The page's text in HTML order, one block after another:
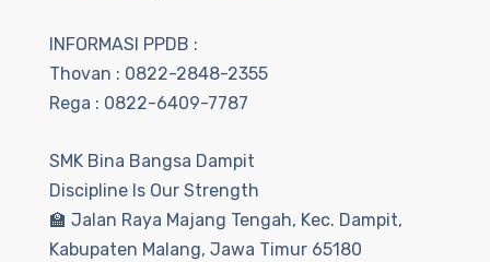
INFORMASI PPDB :
Thovan : 0822-2848-2355
Rega : 0822-6409-7787
SMK Bina Bangsa Dampit
Discipline Is Our Strength
🏫 Jalan Raya Majang Tengah, Kec. Dampit,
Kabupaten Malang, Jawa Timur 65180